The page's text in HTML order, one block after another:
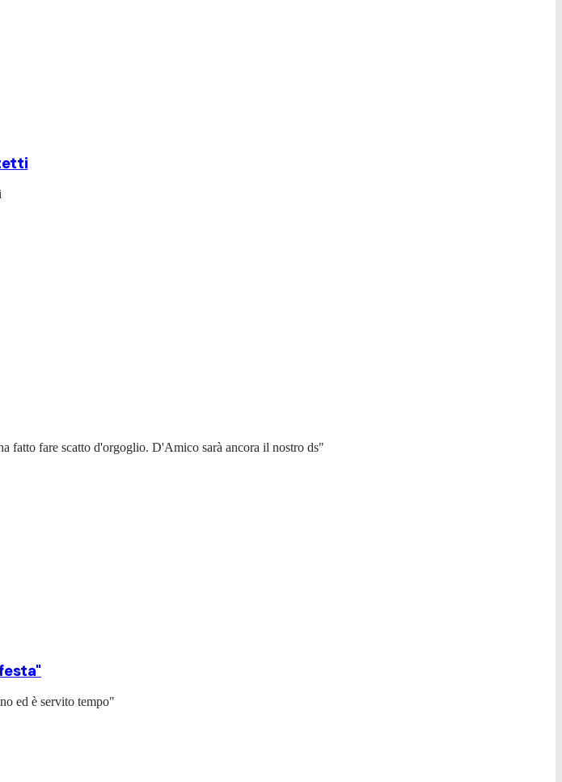
fatto fare scatto d'orgoglio. D'Amico sarà ancora il nostro ds"
ed è servito tempo"